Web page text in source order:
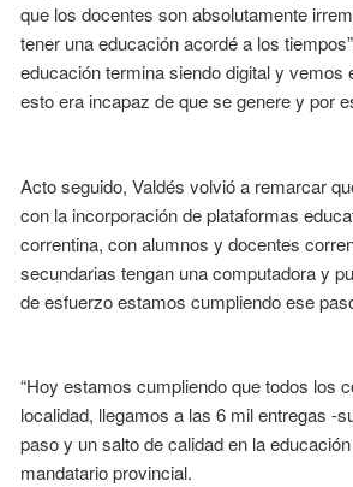
que los docentes son absolutamente
tener una educación acordé a los
educación termina siendo digital y
esto era incapaz de que se genere y por
Acto seguido, Valdés volvió a remarcar
con la incorporación de plataformas
correntina, con alumnos y docentes
secundarias tengan una computadora y
de esfuerzo estamos cumpliendo ese
“Hoy estamos cumpliendo que todos los
localidad, llegamos a las 6 mil entregas -
paso y un salto de calidad en la
mandatario provincial.